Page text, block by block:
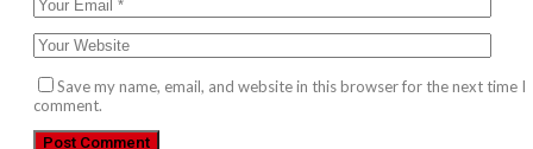
Save my name, email, and website in this browser for the next time I
comment.